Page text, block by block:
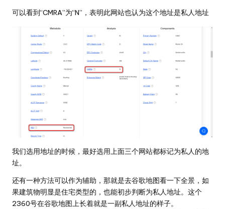
可以看到“CMRA”为“N”，表明此网站也认为这个地址是私人地址
我们选用地址的时候，最好选用上面三个网站都标记为私人的地
址。
还有一种方法可以作为辅助，那就是去谷歌地图看一下全景，如
果建筑物明显是住宅类型的，也能初步判断为私人地址。这个
2360号在谷歌地图上长着就是一副私人地址的样子。